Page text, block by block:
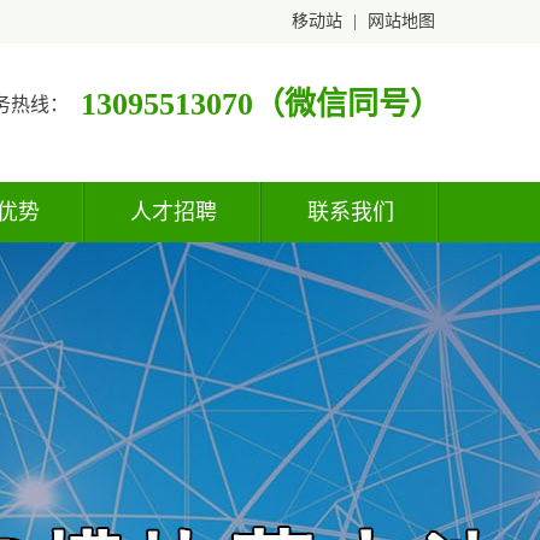
移动站 网站地图
热线： 13095513070（微信同号）
势 人才招聘 联系我们